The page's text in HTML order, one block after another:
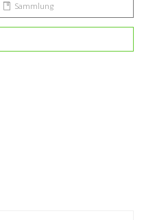
Sammlung